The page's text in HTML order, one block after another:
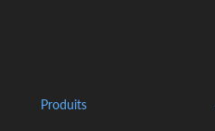
Produits